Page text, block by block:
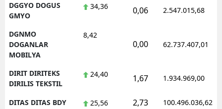
DGGYO DOGUS
GMYO
34,36 0,06 2.547.015,68
DGNMO
DOGANLAR
MOBILYA
8,42
0,00 62.737.407,01
DIRIT DIRITEKS
DIRILIS TEKSTIL
24,40 1,67 1.934.969,00
DITAS DITAS BDY 25,56 2,73 100.496.036,62